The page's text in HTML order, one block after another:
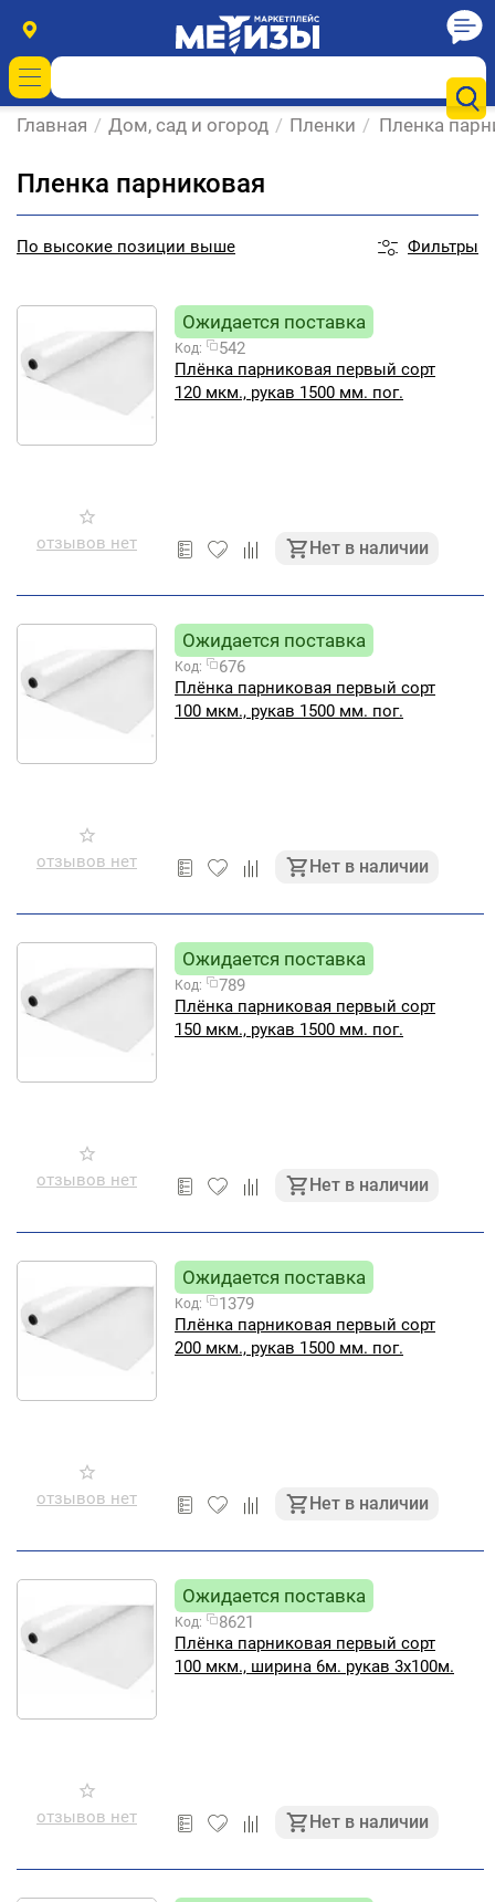
Главная / Дом, сад и огород / Пленки / Пленка
Пленка парниковая
По высокие позиции выше Фильтры
отзывов нет
Ожидается поставка
Код:
542
Плёнка парниковая первый сорт
120 мкм., рукав 1500 мм. пог.
Нет в наличии
отзывов нет
Ожидается поставка
Код:
676
Плёнка парниковая первый сорт
100 мкм., рукав 1500 мм. пог.
Нет в наличии
отзывов нет
Ожидается поставка
Код:
789
Плёнка парниковая первый сорт
150 мкм., рукав 1500 мм. пог.
Нет в наличии
отзывов нет
Ожидается поставка
Код:
1379
Плёнка парниковая первый сорт
200 мкм., рукав 1500 мм. пог.
Нет в наличии
отзывов нет
Ожидается поставка
Код:
8621
Плёнка парниковая первый сорт
100 мкм., ширина 6м. рукав 3х100м.
Нет в наличии